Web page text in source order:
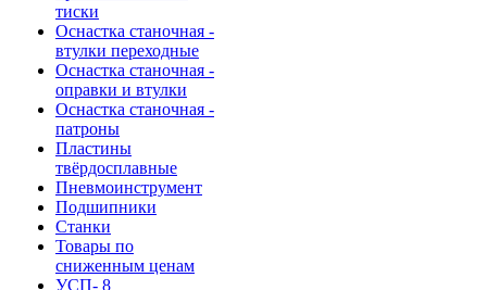
тиски
Оснастка станочная -
втулки переходные
Оснастка станочная -
оправки и втулки
Оснастка станочная -
патроны
Пластины
твёрдосплавные
Пневмоинструмент
Подшипники
Станки
Товары по
сниженным ценам
УСП- 8